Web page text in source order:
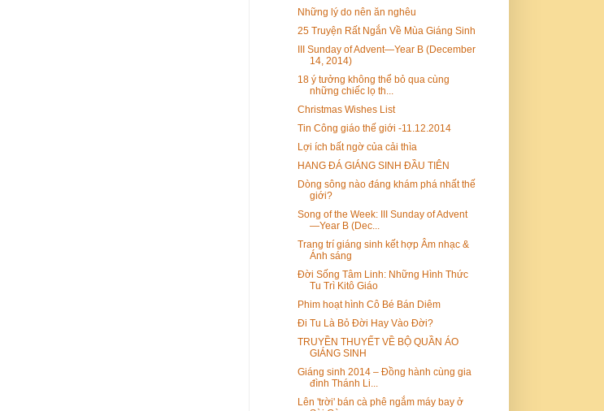
Những lý do nên ăn nghêu
25 Truyện Rất Ngắn Về Mùa Giáng Sinh
III Sunday of Advent—Year B (December
14, 2014)
18 ý tưởng không thể bỏ qua cùng
những chiếc lọ th...
Christmas Wishes List
Tin Công giáo thế giới -11.12.2014
Lợi ích bất ngờ của cải thìa
HANG ĐÁ GIÁNG SINH ĐẦU TIÊN
Dòng sông nào đáng khám phá nhất thế
giới?
Song of the Week: III Sunday of Advent
—Year B (Dec...
Trang trí giáng sinh kết hợp Âm nhạc &
Ánh sáng
Đời Sống Tâm Linh: Những Hình Thức
Tu Trì Kitô Giáo
Phim hoạt hình Cô Bé Bán Diêm
Đi Tu Là Bỏ Đời Hay Vào Đời?
TRUYỀN THUYẾT VỀ BỘ QUẦN ÁO
GIÁNG SINH
Giáng sinh 2014 – Đồng hành cùng gia
đình Thánh Li...
Lên 'trời' bán cà phê ngắm máy bay ở